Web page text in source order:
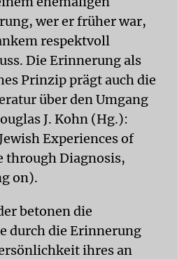
wer er früher war,
respektvoll
Die Erinnerung als
Prinzip prägt auch die
über den Umgang
J. Kohn (Hg.):
Experiences of
through Diagnosis,
on).
betonen die
durch die Erinnerung
ihres an